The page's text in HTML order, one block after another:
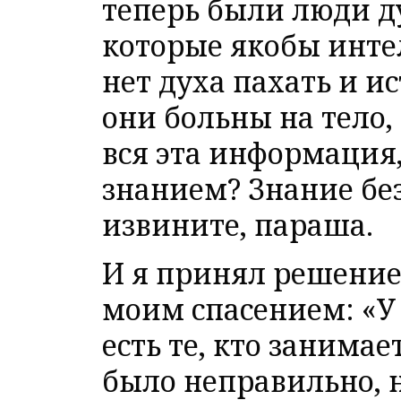
теперь были люди
которые якобы
нет духа пахать и
они больны на
вся эта
знанием? Знание
извините, параша.
И я принял
моим спасением:
есть те, кто
было неправильно,